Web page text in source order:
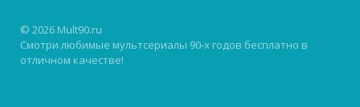
© 2026 Mult90.ru
Смотри любимые мультсериалы 90-х годов бесплатно в
отличном качестве!